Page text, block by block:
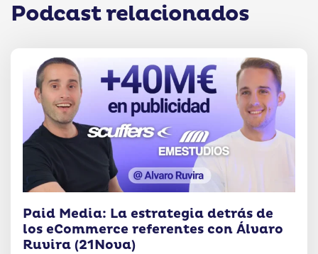
Podcast relacionados
Paid Media: La estrategia detrás de
los eCommerce referentes con Álvaro
Ruvira (21Nova)